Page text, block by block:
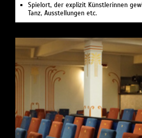
Spielort, der explizit Künstlerinnen
Tanz, Ausstellungen etc.